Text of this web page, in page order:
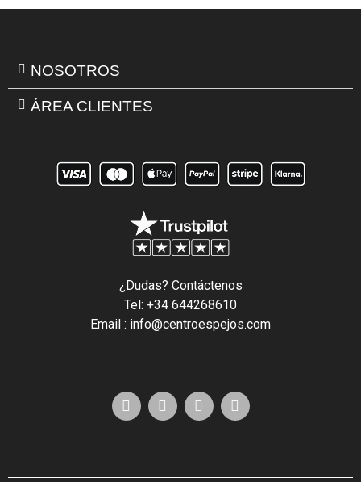
NOSOTROS
ÁREA CLIENTES
¿Dudas? Contáctenos
Tel: +34 644268610
Email : info@centroespejos.com